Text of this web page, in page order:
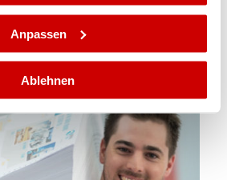
Anpassen
Ablehnen
Laborleiter
March 9, 2017